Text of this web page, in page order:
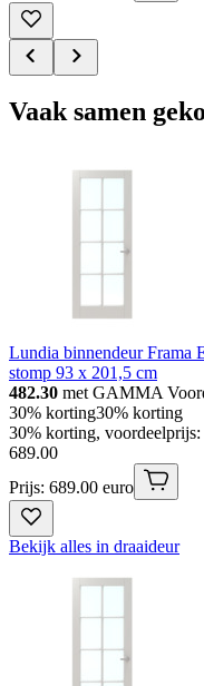
Vaak samen
Lundia binnendeur Frama
stomp 93 x 201,5 cm
482.30 met GAMMA
30% korting30% korting
30% korting,
689.00
Prijs: 689.00 euro
Bekijk alles in draaideur